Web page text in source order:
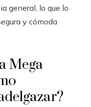
general, lo que lo
y cómoda
Mega